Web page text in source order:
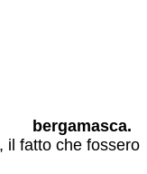
bergamasca.
il fatto che fossero